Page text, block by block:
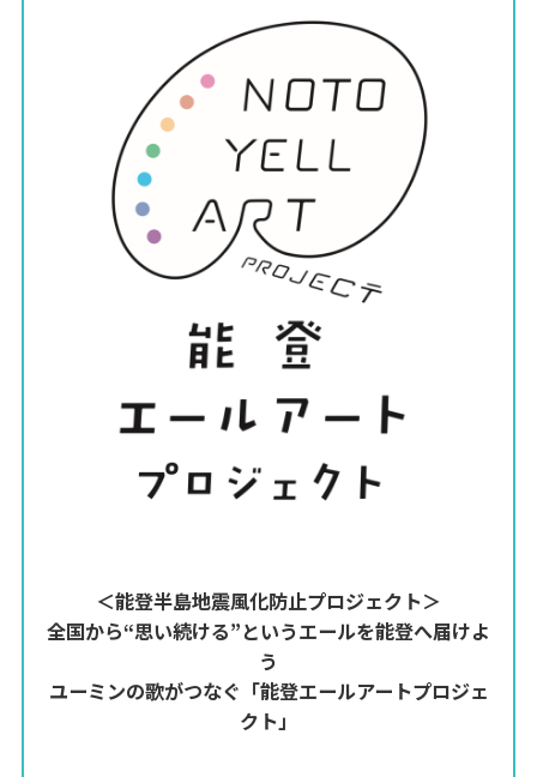
＜能登半島地震風化防止プロジェクト＞
全国から“思い続ける”というエールを能登へ届けよ
う
ユーミンの歌がつなぐ「能登エールアートプロジェ
クト」